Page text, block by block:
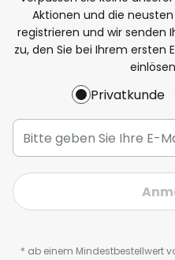
Aktionen und die
registrieren und wir senden
zu, den Sie bei Ihrem ersten
Privatkunde
* ab einem Mindestbestellwert